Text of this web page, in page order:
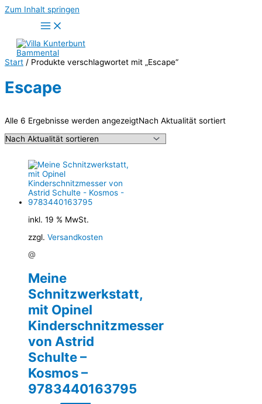
Zum Inhalt springen
Start / Produkte verschlagwortet mit „Escape“
Escape
Alle 6 Ergebnisse werden angezeigtNach Aktualität sortiert
inkl. 19 % MwSt.
zzgl. Versandkosten
@
Meine
Schnitzwerkstatt,
mit Opinel
Kinderschnitzmesser
von Astrid
Schulte –
Kosmos –
9783440163795